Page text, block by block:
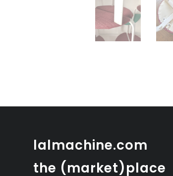
lalmachine.com
the (market)place